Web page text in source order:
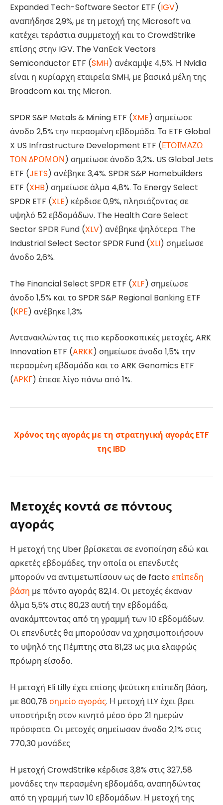
Expanded Tech-Software Sector ETF (IGV)
αναπήδησε 2,9%, με τη μετοχή της Microsoft να
κατέχει τεράστια συμμετοχή και το CrowdStrike
επίσης στην IGV. The VanEck Vectors
Semiconductor ETF (SMH) ανέκαμψε 4,5%. Η Nvidia
είναι η κυρίαρχη εταιρεία SMH, με βασικά μέλη της
Broadcom και της Micron.
SPDR S&P Metals & Mining ETF (XME) σημείωσε
άνοδο 2,5% την περασμένη εβδομάδα. Το ETF Global
X US Infrastructure Development ETF (ΕΤΟΙΜΑΖΩ
ΤΟΝ ΔΡΟΜΟΝ) σημείωσε άνοδο 3,2%. US Global Jets
ETF (JETS) ανέβηκε 3,4%. SPDR S&P Homebuilders
ETF (XHB) σημείωσε άλμα 4,8%. Το Energy Select
SPDR ETF (XLE) κέρδισε 0,9%, πλησιάζοντας σε
υψηλό 52 εβδομάδων. The Health Care Select
Sector SPDR Fund (XLV) ανέβηκε ψηλότερα. The
Industrial Select Sector SPDR Fund (XLI) σημείωσε
άνοδο 2,6%.
The Financial Select SPDR ETF (XLF) σημείωσε
άνοδο 1,5% και το SPDR S&P Regional Banking ETF
(ΚΡΕ) ανέβηκε 1,3%
Αντανακλώντας τις πιο κερδοσκοπικές μετοχές, ARK
Innovation ETF (ARKK) σημείωσε άνοδο 1,5% την
περασμένη εβδομάδα και το ARK Genomics ETF
(ΑΡΚΓ) έπεσε λίγο πάνω από 1%.
Χρόνος της αγοράς με τη στρατηγική αγοράς ETF
της IBD
Μετοχές κοντά σε πόντους
αγοράς
Η μετοχή της Uber βρίσκεται σε ενοποίηση εδώ και
αρκετές εβδομάδες, την οποία οι επενδυτές
μπορούν να αντιμετωπίσουν ως de facto επίπεδη
βάση με πόντο αγοράς 82,14. Οι μετοχές έκαναν
άλμα 5,5% στις 80,23 αυτή την εβδομάδα,
ανακάμπτοντας από τη γραμμή των 10 εβδομάδων.
Οι επενδυτές θα μπορούσαν να χρησιμοποιήσουν
το υψηλό της Πέμπτης στα 81,23 ως μια ελαφρώς
πρόωρη είσοδο.
Η μετοχή Eli Lilly έχει επίσης ψεύτικη επίπεδη βάση,
με 800,78 σημείο αγοράς. Η μετοχή LLY έχει βρει
υποστήριξη στον κινητό μέσο όρο 21 ημερών
πρόσφατα. Οι μετοχές σημείωσαν άνοδο 2,1% στις
770,30 μονάδες
Η μετοχή CrowdStrike κέρδισε 3,8% στις 327,58
μονάδες την περασμένη εβδομάδα, αναπηδώντας
από τη γραμμή των 10 εβδομάδων. Η μετοχή της